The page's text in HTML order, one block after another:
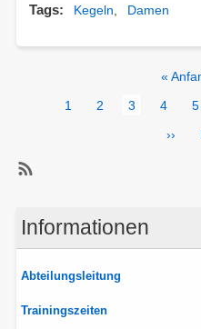
Tags Kegeln Damen
Seitennummerierung
Erste
«
Page
1 Page
2
Aktuelle
3 Page
4 5
››
Informationen
Abteilungsleitung
Trainingszeiten